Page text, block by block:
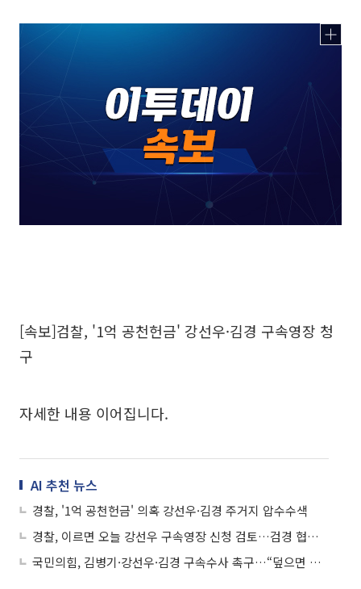
[속보]검찰, '1억 공천헌금' 강선우·김경 구속영장 청
구
자세한 내용 이어집니다.
AI 추천 뉴스
경찰, '1억 공천헌금' 의혹 강선우·김경 주거지 압수수색
경찰, 이르면 오늘 강선우 구속영장 신청 검토…검경 협의 마쳐
국민의힘, 김병기·강선우·김경 구속수사 촉구…“덮으면 특검 추진”